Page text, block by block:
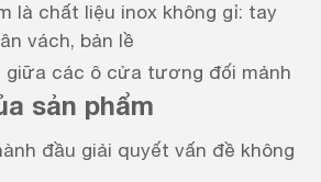
là chất liệu inox không gỉ: tay
vách, bản lề
giữa các ô cửa tương đối mảnh
sản phẩm
đầu giải quyết vấn đề không